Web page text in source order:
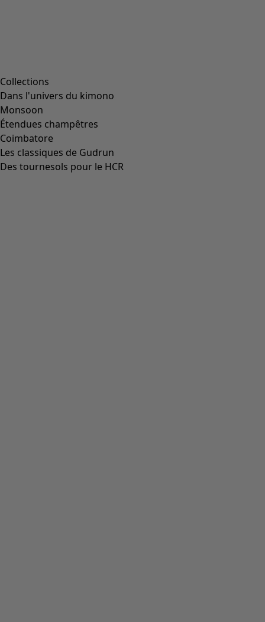
Collections
Dans l'univers du kimono
Monsoon
Étendues champêtres
Coimbatore
Les classiques de Gudrun
Des tournesols pour le HCR